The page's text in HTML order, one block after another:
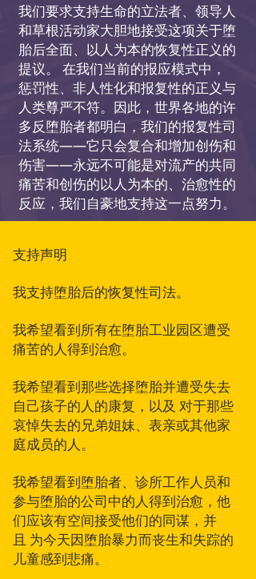
我们要求支持生命的立法者、领导人
和草根活动家大胆地接受这项关于堕
胎后全面、以人为本的恢复性正义的
提议。
在我们当前的报应模式中，
惩罚性、非人性化和报复性的正义与
人类尊严不符。因此，世界各地的许
多反堕胎者都明白，我们的报复性司
法系统——它只会复合和增加创伤和
伤害——永远不可能是对流产的共同
痛苦和创伤的以人为本的、治愈性的
反应，我们自豪地支持这一点努力。
支持声明
我支持堕胎后的恢复性司法。
我希望看到所有在堕胎工业园区遭受
痛苦的人得到治愈。
我希望看到那些选择堕胎并遭受失去
自己孩子的人的康复，以及 对于那些
哀悼失去的兄弟姐妹、表亲或其他家
庭成员的人。
我希望看到堕胎者、诊所工作人员和
参与堕胎的公司中的人得到治愈，他
们应该有空间接受他们的同谋，并
且 为今天因堕胎暴力而丧生和失踪的
儿童感到悲痛。